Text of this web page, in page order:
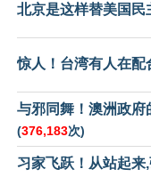
北京是这样替美国民
惊人！台湾有人在配
与邪同舞！澳洲政府
(376,183次)
习家飞跃！从站起来